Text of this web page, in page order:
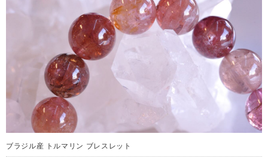
ブラジル産 トルマリン ブレスレット